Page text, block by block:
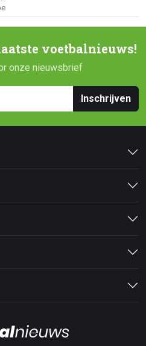
voetbalnieuws!
onze nieuwsbrief
Inschrijven